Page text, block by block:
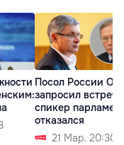
Посол России
запросил
спикер
отказался
21 Мар. 20:30